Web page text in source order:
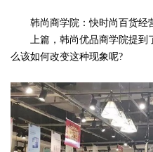
韩尚商学院：快时尚百货经
上篇，韩尚优品商学院提到
么该如何改变这种现象呢?